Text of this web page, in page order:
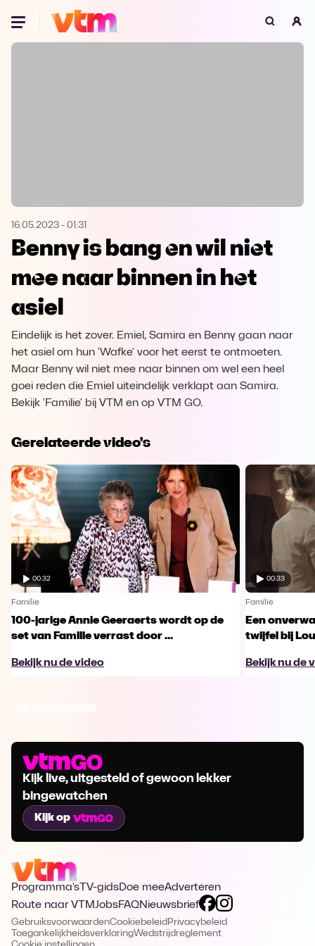
Oeps, browser niet ondersteund
Microsoft Edge Download
Opera Download
16.05.2023 - 01:31
Benny is bang en wil niet
mee naar binnen in het
asiel
Eindelijk is het zover. Emiel, Samira en Benny gaan naar
het asiel om hun 'Wafke' voor het eerst te ontmoeten.
Maar Benny wil niet mee naar binnen om wel een heel
goei reden die Emiel uiteindelijk verklapt aan Samira.
Bekijk 'Familie' bij VTM en op VTM GO.
Gerelateerde video's
00:32
Familie
100-jarige Annie Geeraerts wordt op de
set van Familie verrast door ...
Bekijk nu de video
00:33
Familie
Een
twijfel bij
Bekijk nu de
Kijk live, uitgesteld of gewoon lekker
bingewatchen
Kijk op
Programma's TV-gidsDoe meeAdverteren
Route naar VTMJobsFAQNieuwsbrief
GebruiksvoorwaardenCookiebeleid Privacybeleid
ToegankelijkheidsverklaringWedstrijdreglement